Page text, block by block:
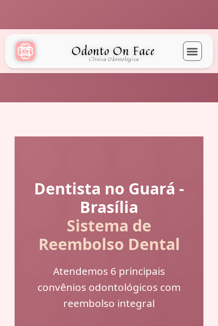
Odonto On Face
Clínica Odontológica
Dentista no Guará -
Brasília
Sistema de
Reembolso Dental
Atendemos 6 principais
convênios odontológicos com
reembolso integral